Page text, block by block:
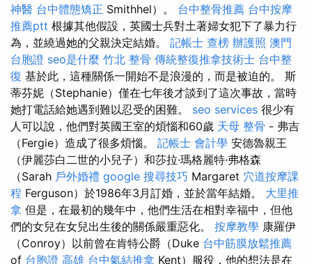
神醫 台中體態矯正 Smithhel）。 台中整骨推薦 台中按摩
推薦ptt 根據其他假設，英國士兵對土著婦女犯下了暴力行
為，並繞過她的父親決定結婚。 記帳士 查榜 辦護照 澳門
台胞證 seo是什麼 竹北 整骨 傳統整復推拿技術士 台中整
復 基於此，這種關係一開始不是浪漫的，而是被迫的。 斯
蒂芬妮（Stephanie）僅在七年後才談到了這次事故，當時
她打電話給她遇到難以忍受的困難。 seo services 很少有
人可以說，他們對英國王室的煩惱和60歲 天母 整骨 - 弗吉
（Fergie）造成了很多煩惱。 記帳士 會計學 安德魯親王
（伊麗莎白二世的小兒子）和莎拉·瑪格麗特·弗格森
（Sarah 戶外婚禮 google 搜尋技巧 Margaret 穴道按摩課
程 Ferguson）於1986年3月訂婚，並於當年結婚。 大里推
拿 但是，在最初的幾年中，他們生活在相對幸福中，但他
們的女兒在女兒出生後的關係嚴重惡化。 按摩教學 康羅伊
（Conroy）以前曾在肯特公爵（Duke 台中筋膜放鬆推薦
of 台胞證 高雄 台中氣結推拿 Kent）服役，他的想法是在